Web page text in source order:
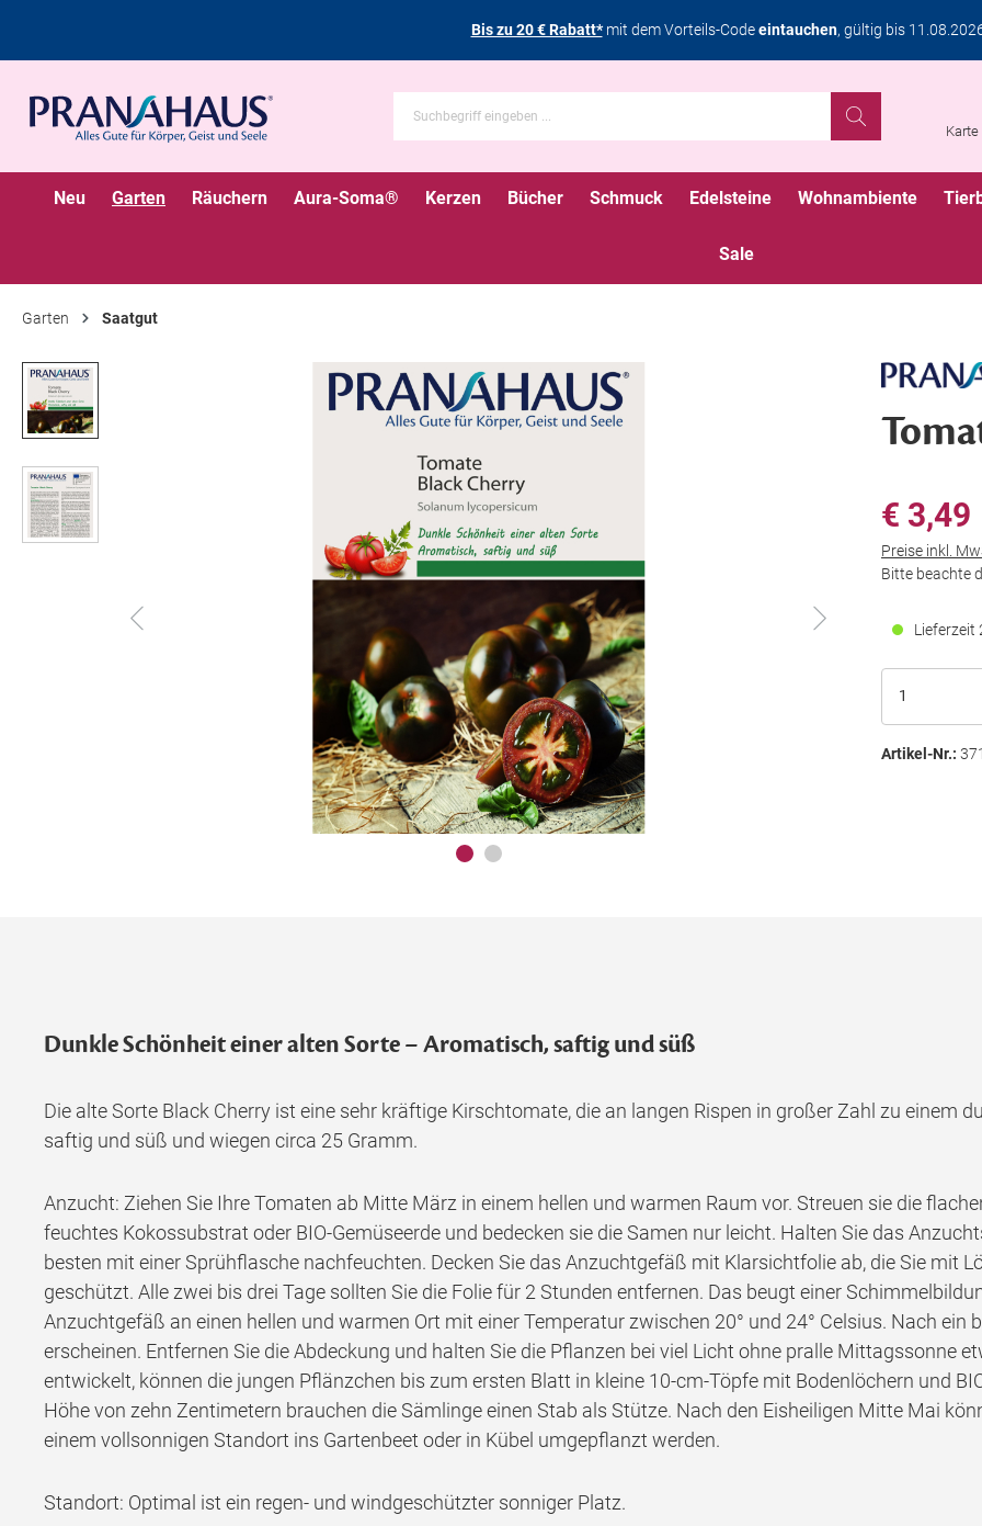
Bis zu 20 € Rabatt*mit dem Vorteils-Codeeintauchen, gültig bis
Neu Garten Räuchern Aura-Soma® Kerzen Bücher Schmuck Edelsteine Wohnambiente
Sale
Garten Saatgut
€ 3,49
Preise inkl.
Bitte beachte
Lieferzeit
Artikel-Nr.:
Dunkle Schönheit einer alten Sorte – Aromatisch, saftig und süß
Die alte Sorte Black Cherry ist eine sehr kräftige Kirschtomate, die an langen Rispen in großer Zahl zu einem
saftig und süß und wiegen circa 25 Gramm.
Anzucht: Ziehen Sie Ihre Tomaten ab Mitte März in einem hellen und warmen Raum vor. Streuen sie die
feuchtes Kokossubstrat oder BIO-Gemüseerde und bedecken sie die Samen nur leicht. Halten Sie das
besten mit einer Sprühflasche nachfeuchten. Decken Sie das Anzuchtgefäß mit Klarsichtfolie ab, die Sie mit
geschützt. Alle zwei bis drei Tage sollten Sie die Folie für 2 Stunden entfernen. Das beugt einer
Anzuchtgefäß an einen hellen und warmen Ort mit einer Temperatur zwischen 20° und 24° Celsius. Nach ein
erscheinen. Entfernen Sie die Abdeckung und halten Sie die Pflanzen bei viel Licht ohne pralle Mittagssonne
entwickelt, können die jungen Pflänzchen bis zum ersten Blatt in kleine 10-cm-Töpfe mit Bodenlöchern und
Höhe von zehn Zentimetern brauchen die Sämlinge einen Stab als Stütze. Nach den Eisheiligen Mitte Mai
einem vollsonnigen Standort ins Gartenbeet oder in Kübel umgepflanzt werden.
Standort: Optimal ist ein regen- und windgeschützter sonniger Platz.